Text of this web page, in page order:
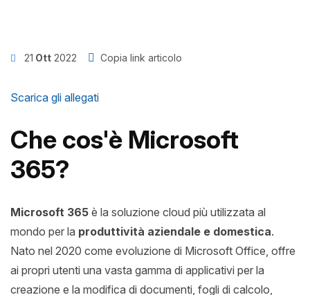
Jobs
21 Ott 2022 Copia link articolo
Scarica gli allegati
Che cos'è Microsoft
365?
Microsoft 365 è la soluzione cloud più utilizzata al
mondo per la produttività aziendale e domestica.
Nato nel 2020 come evoluzione di Microsoft Office, offre
ai propri utenti una vasta gamma di applicativi per la
creazione e la modifica di documenti, fogli di calcolo,